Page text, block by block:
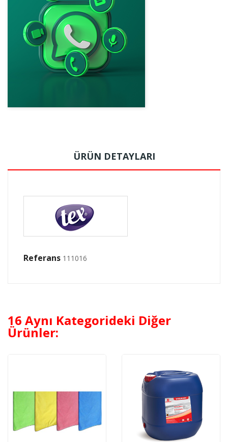
ÜRÜN DETAYLARI
Referans 111016
16 Aynı Kategorideki Diğer
Ürünler: